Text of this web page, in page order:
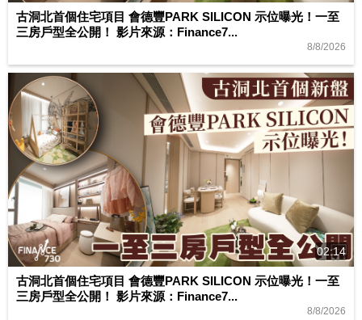
古洞北首個住宅項目 會德豐PARK SILICON 示位曝光！一至
三房戶型全公開！ 影片來源：Finance7...
8/8/2026
02:14
古洞北首個住宅項目 會德豐PARK SILICON 示位曝光！一至
三房戶型全公開！ 影片來源：Finance7...
8/8/2026